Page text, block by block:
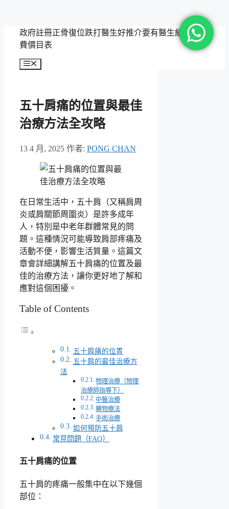
政府註冊正骨復位跌打醫生好推介要有醫生紙，附收
費價目表
選
五十肩痛的位置與最佳
治療方法全攻略
13 4 月, 2025 作者: PONG CHAN
在日常生活中，五十肩（又稱肩周
炎或肩關節周圍炎）是許多成年
人，特別是中老年群體常見的問
題。這種情況可能導致肩部疼痛及
活動不便，影響生活質量。這篇文
章會詳細講解五十肩痛的位置及最
佳的治療方法，讓你更好地了解和
應對這個困擾。
Table of Contents
五十肩痛的位置
五十肩的最佳治療方
法
物理治療（物理
治療師指導下）
中醫治療
藥物療法
手術治療
如何預防五十肩
常見問題（FAQ）
五十肩痛的位置
五十肩的疼痛一般集中在以下幾個
部位：